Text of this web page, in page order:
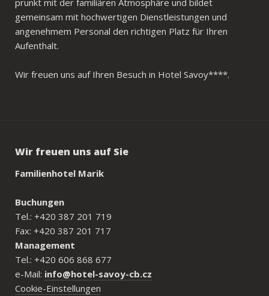
gemeinsam mit hochwertigen Dienstleistungen und
angenehmem Personal den richtigen Platz für Ihren
Aufenthalt.
Wir freuen uns auf Ihren Besuch in Hotel Savoy****.
Wir freuen uns auf Sie
Familienhotel Marik
Buchungen
Tel.: +420 387 201 719
Fax: +420 387 201 717
Management
Tel.: +420 606 868 677
e-Mail: info@hotel-savoy-cb.cz
Cookie-Einstellungen